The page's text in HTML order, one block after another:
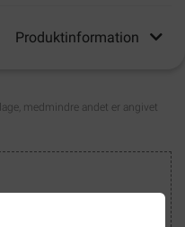
Produktinformation
medmindre andet er angivet